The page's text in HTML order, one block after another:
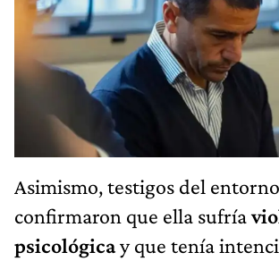
Asimismo, testigos del entorno
confirmaron que ella sufría
psicológicay que tenía